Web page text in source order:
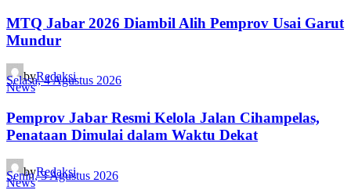
MTQ Jabar 2026 Diambil Alih Pemprov Usai Garut
Mundur
byRedaksi
Selasa, 4 Agustus 2026
News
Pemprov Jabar Resmi Kelola Jalan Cihampelas,
Penataan Dimulai dalam Waktu Dekat
byRedaksi
Senin, 3 Agustus 2026
News